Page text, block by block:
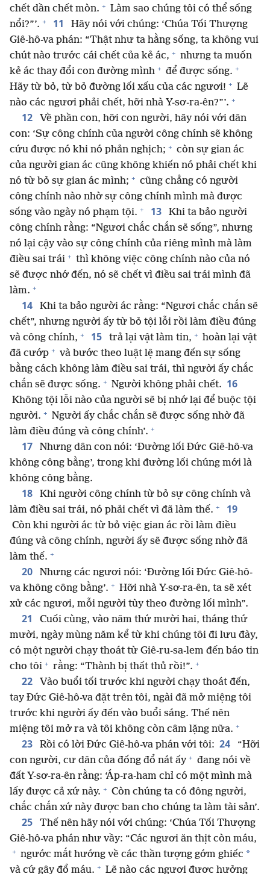
chết dần chết mòn. + Làm sao chúng tôi có thể sống
nổi?”’. + 11
Hãy nói với chúng: ‘Chúa Tối Thượng
Giê-hô-va phán: “Thật như ta hằng sống, ta không vui
chút nào trước cái chết của kẻ ác, + nhưng ta muốn
kẻ ác thay đổi con đường mình + để được sống. +
Hãy từ bỏ, từ bỏ đường lối xấu của các ngươi! + Lẽ
nào các ngươi phải chết, hỡi nhà Y-sơ-ra-ên?”’. +
12
Về phần con, hỡi con người, hãy nói với dân
con: ‘Sự công chính của người công chính sẽ không
cứu được nó khi nó phản nghịch; + còn sự gian ác
của người gian ác cũng không khiến nó phải chết khi
nó từ bỏ sự gian ác mình; + cũng chẳng có người
công chính nào nhờ sự công chính mình mà được
sống vào ngày nó phạm tội. + 13
Khi ta bảo người
công chính rằng: “Ngươi chắc chắn sẽ sống”, nhưng
nó lại cậy vào sự công chính của riêng mình mà làm
điều sai trái + thì không việc công chính nào của nó
sẽ được nhớ đến, nó sẽ chết vì điều sai trái mình đã
làm. +
14
Khi ta bảo người ác rằng: “Ngươi chắc chắn sẽ
chết”, nhưng người ấy từ bỏ tội lỗi rồi làm điều đúng
và công chính, + 15 trả lại vật làm tin, + hoàn lại vật
đã cướp + và bước theo luật lệ mang đến sự sống
bằng cách không làm điều sai trái, thì người ấy chắc
chắn sẽ được sống. + Người không phải chết. 16
Không tội lỗi nào của người sẽ bị nhớ lại để buộc tội
người. + Người ấy chắc chắn sẽ được sống nhờ đã
làm điều đúng và công chính’. +
17
Nhưng dân con nói: ‘Đường lối Đức Giê-hô-va
không công bằng’, trong khi đường lối chúng mới là
không công bằng.
18
Khi người công chính từ bỏ sự công chính và
làm điều sai trái, nó phải chết vì đã làm thế. + 19
Còn khi người ác từ bỏ việc gian ác rồi làm điều
đúng và công chính, người ấy sẽ được sống nhờ đã
làm thế. +
20
Nhưng các ngươi nói: ‘Đường lối Đức Giê-hô-
va không công bằng’. + Hỡi nhà Y-sơ-ra-ên, ta sẽ xét
xử các ngươi, mỗi người tùy theo đường lối mình”.
21
Cuối cùng, vào năm thứ mười hai, tháng thứ
mười, ngày mùng năm kể từ khi chúng tôi đi lưu đày,
có một người chạy thoát từ Giê-ru-sa-lem đến báo tin
cho tôi + rằng: “Thành bị thất thủ rồi!”. +
22
Vào buổi tối trước khi người chạy thoát đến,
tay Đức Giê-hô-va đặt trên tôi, ngài đã mở miệng tôi
trước khi người ấy đến vào buổi sáng. Thế nên
miệng tôi mở ra và tôi không còn câm lặng nữa. +
23 Rồi có lời Đức Giê-hô-va phán với tôi: 24
“Hỡi
con người, cư dân của đống đổ nát ấy + đang nói về
đất Y-sơ-ra-ên rằng: ‘Áp-ra-ham chỉ có một mình mà
lấy được cả xứ này. + Còn chúng ta có đông người,
chắc chắn xứ này được ban cho chúng ta làm tài sản’.
25
Thế nên hãy nói với chúng: ‘Chúa Tối Thượng
Giê-hô-va phán như vầy: “Các ngươi ăn thịt còn máu,
+ ngước mắt hướng về các thần tượng gớm ghiếc *
và cứ gây đổ máu. + Lẽ nào các ngươi được hưởng